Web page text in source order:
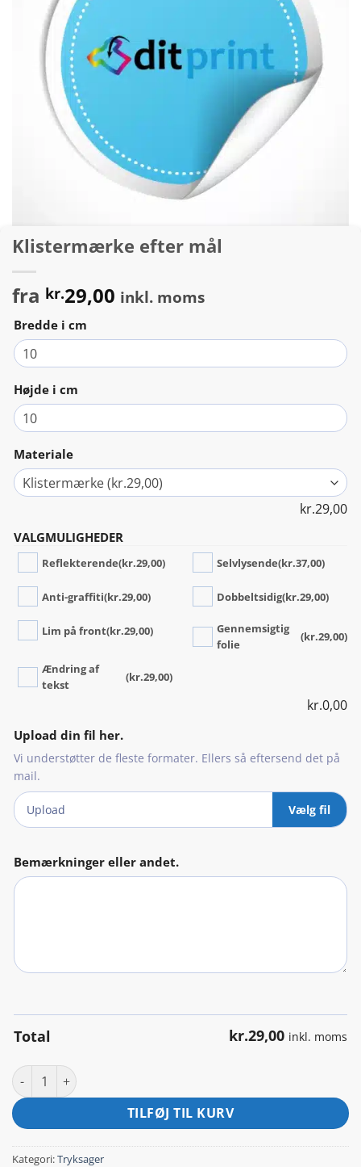
Klistermærke efter mål
fra kr.29,00 inkl. moms
Bredde i cm
Højde i cm
Materiale
kr.29,00
VALGMULIGHEDER
Reflekterende(kr.29,00) Selvlysende(kr.37,00)
Anti-graffiti(kr.29,00) Dobbeltsidig(kr.29,00)
Lim på front(kr.29,00)
Gennemsigtig
folie
(kr.29,00)
Ændring af
tekst
(kr.29,00)
kr.0,00
Upload din fil her.
Vi understøtter de fleste formater. Ellers så eftersend det på
mail.
Upload Vælg fil
Bemærkninger eller andet.
Total kr.29,00 inkl. moms
Klistermærke efter mål antal
TILFØJ TIL KURV
Kategori:Tryksager